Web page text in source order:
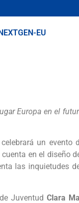
EU
Europa en el
un evento
en el diseño
las inquietudes
JuventudClara